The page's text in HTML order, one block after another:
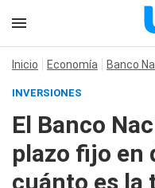
Inicio Economía Banco
INVERSIONES
El Banco
plazo fijo en
cuánto es la